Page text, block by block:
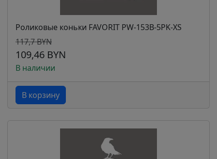
Роликовые коньки FAVORIT PW-153B-5PK-XS
117,7 BYN
109,46 BYN
В наличии
В корзину